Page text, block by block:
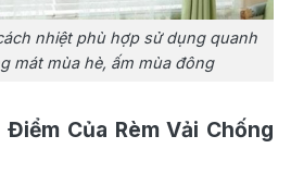
nhiệt phù hợp sử dụng quanh
mát mùa hè, ấm mùa đông
Của Rèm Vải Chống